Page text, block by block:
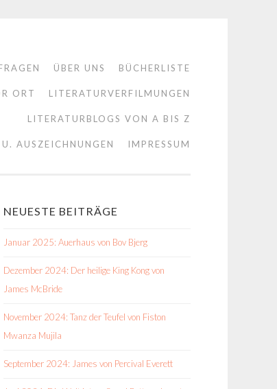
ÜBER UNS BÜCHERLISTE
ORT LITERATURVERFILMUNGEN
LITERATURBLOGS VON A BIS Z
AUSZEICHNUNGEN IMPRESSUM
NEUESTE BEITRÄGE
Januar 2025: Auerhaus von Bov Bjerg
Dezember 2024: Der heilige King Kong von
James McBride
November 2024: Tanz der Teufel von Fiston
Mwanza Mujila
September 2024: James von Percival Everett